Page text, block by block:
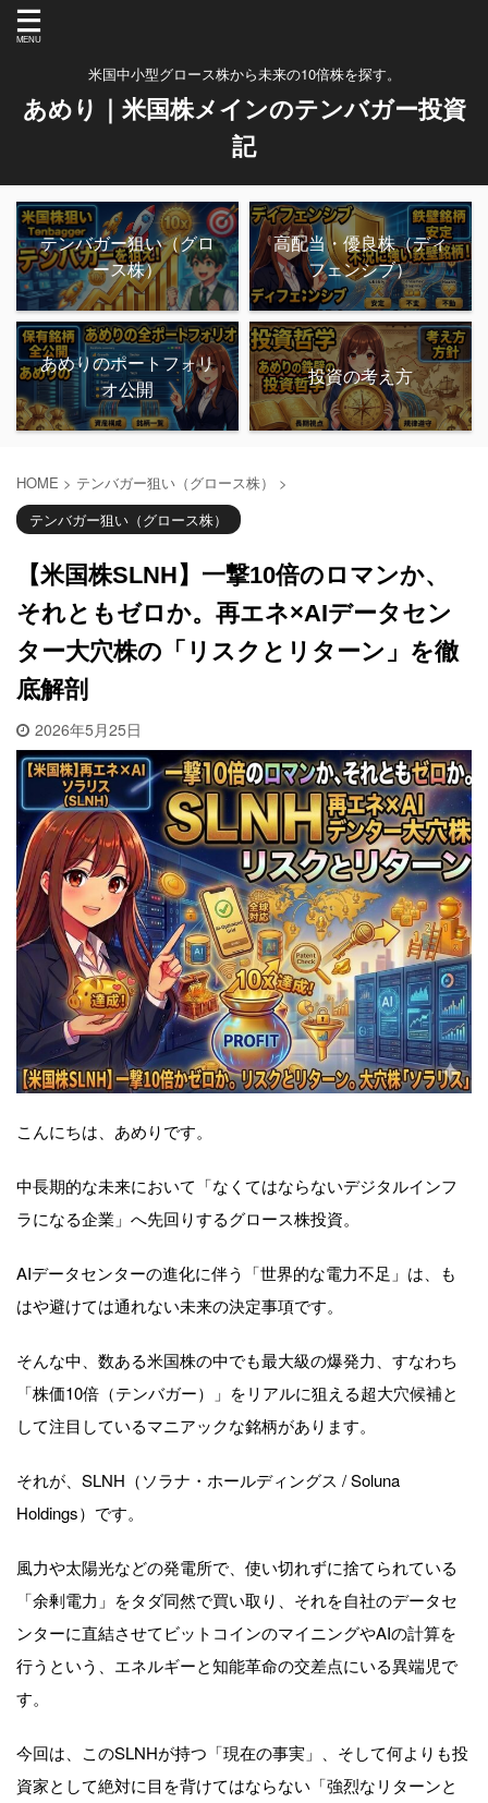
米国中小型グロース株から未来の10倍株を探す。
あめり｜米国株メインのテンバガー投資
記
テンバガー狙い（グロ
ース株）
高配当・優良株（ディ
フェンシブ）
あめりのポートフォリ
オ公開
投資の考え方
HOME > テンバガー狙い（グロース株）
>
テンバガー狙い（グロース株）
【米国株SLNH】一撃10倍のロマンか、
それともゼロか。再エネ×AIデータセン
ター大穴株の「リスクとリターン」を徹
底解剖
2026年5月25日
こんにちは、あめりです。
中長期的な未来において「なくてはならないデジタルインフ
ラになる企業」へ先回りするグロース株投資。
AIデータセンターの進化に伴う「世界的な電力不足」は、も
はや避けては通れない未来の決定事項です。
そんな中、数ある米国株の中でも最大級の爆発力、すなわち
「株価10倍（テンバガー）」をリアルに狙える超大穴候補と
して注目しているマニアックな銘柄があります。
それが、SLNH（ソラナ・ホールディングス / Soluna
Holdings）です。
風力や太陽光などの発電所で、使い切れずに捨てられている
「余剰電力」をタダ同然で買い取り、それを自社のデータセ
ンターに直結させてビットコインのマイニングやAIの計算を
行うという、エネルギーと知能革命の交差点にいる異端児で
す。
今回は、このSLNHが持つ「現在の事実」、そして何よりも投
資家として絶対に目を背けてはならない「強烈なリターンと